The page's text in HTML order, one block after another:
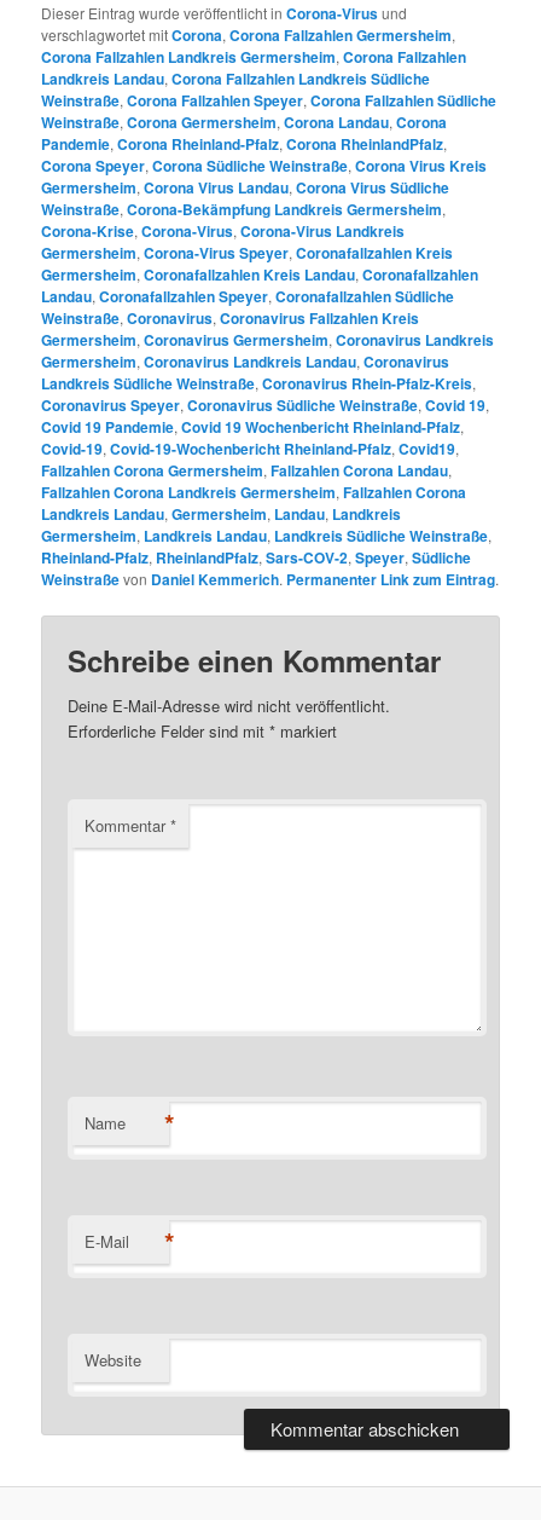
Dieser Eintrag wurde veröffentlicht inCorona-Virusund
verschlagwortet mitCorona,Corona Fallzahlen Germersheim,
Corona Fallzahlen Landkreis Germersheim,Corona Fallzahlen
Landkreis Landau,Corona Fallzahlen Landkreis Südliche
Weinstraße,Corona Fallzahlen Speyer,Corona Fallzahlen Südliche
Weinstraße,Corona Germersheim,Corona Landau,Corona
Pandemie,Corona Rheinland-Pfalz,Corona RheinlandPfalz,
Corona Speyer,Corona Südliche Weinstraße,Corona Virus Kreis
Germersheim,Corona Virus Landau,Corona Virus Südliche
Weinstraße,Corona-Bekämpfung Landkreis Germersheim,
Corona-Krise,Corona-Virus,Corona-Virus Landkreis
Germersheim,Corona-Virus Speyer,Coronafallzahlen Kreis
Germersheim,Coronafallzahlen Kreis Landau,Coronafallzahlen
Landau,Coronafallzahlen Speyer,Coronafallzahlen Südliche
Weinstraße,Coronavirus,Coronavirus Fallzahlen Kreis
Germersheim,Coronavirus Germersheim,Coronavirus Landkreis
Germersheim,Coronavirus Landkreis Landau,Coronavirus
Landkreis Südliche Weinstraße,Coronavirus Rhein-Pfalz-Kreis,
Coronavirus Speyer,Coronavirus Südliche Weinstraße,Covid 19,
Covid 19 Pandemie,Covid 19 Wochenbericht Rheinland-Pfalz,
Covid-19,Covid-19-Wochenbericht Rheinland-Pfalz,Covid19,
Fallzahlen Corona Germersheim,Fallzahlen Corona Landau,
Fallzahlen Corona Landkreis Germersheim,Fallzahlen Corona
Landkreis Landau,Germersheim, Landau, Landkreis
Germersheim, Landkreis Landau, Landkreis Südliche Weinstraße,
Rheinland-Pfalz, RheinlandPfalz,Sars-COV-2,Speyer,Südliche
Weinstraßevon Daniel Kemmerich. Permanenter Link zum Eintrag.
Schreibe einen Kommentar
Deine E-Mail-Adresse wird nicht veröffentlicht.
Erforderliche Felder sind mit* markiert
Kommentar*
Name *
E-Mail *
Website